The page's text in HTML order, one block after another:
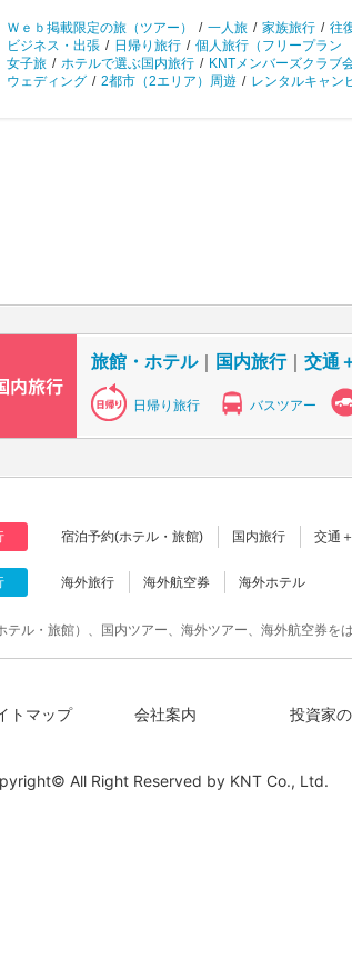
Ｗｅｂ掲載限定の旅（ツアー） / 一人旅 / 家族旅行 / 往
ビジネス・出張 / 日帰り旅行 / 個人旅行（フリープラン
女子旅 / ホテルで選ぶ国内旅行 / KNTメンバーズクラブ
ウェディング / 2都市（2エリア）周遊 / レンタルキャン
旅館・ホテル｜ 国内旅行｜ 交通
日帰り旅行 バスツアー
宿泊予約(ホテル・旅館) 国内旅行 交通
海外旅行 海外航空券 海外ホテル
テル・旅館）、国内ツアー、海外ツアー、海外航空券
トマップ 会社案内 投資家
All Right Reserved by KNT Co., Ltd.